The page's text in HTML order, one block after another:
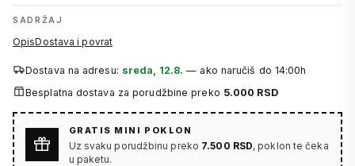
SADRŽAJ
OpisDostava i povrat
Dostava na adresu: sreda, 12.8. — ako naručiš do 14:00h
Besplatna dostava za porudžbine preko 5.000 RSD
GRATIS MINI POKLON
Uz svaku porudžbinu preko 7.500 RSD, poklon te čeka
u paketu.